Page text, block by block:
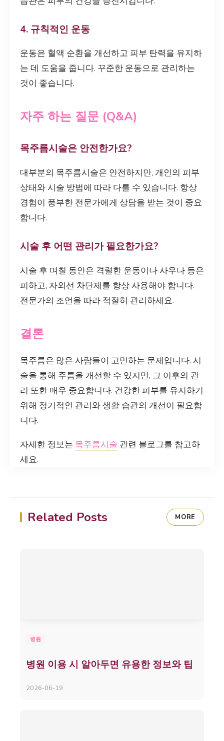
4. 규칙적인 운동
운동은 혈액 순환을 개선하고 피부 탄력을 유지하
는 데 도움을 줍니다. 꾸준한 운동으로 관리하는
것이 좋습니다.
자주 하는 질문 (Q&A)
목주름시술은 안전한가요?
대부분의 목주름시술은 안전하지만, 개인의 피부
상태와 시술 방법에 따라 다를 수 있습니다. 항상
경험이 풍부한 전문가에게 상담을 받는 것이 중요
합니다.
시술 후 어떤 관리가 필요한가요?
시술 후 며칠 동안은 격렬한 운동이나 사우나 등은
피하고, 자외선 차단제를 항상 사용해야 합니다.
전문가의 조언을 따라 적절히 관리하세요.
결론
목주름은 많은 사람들이 고민하는 문제입니다. 시
술을 통해 주름을 개선할 수 있지만, 그 이후의 관
리 또한 매우 중요합니다. 건강한 피부를 유지하기
위해 정기적인 관리와 생활 습관의 개선이 필요합
니다.
자세한 정보는 목주름시술 관련 블로그를 참고하
세요.
Related Posts MORE
병원
병원 이용 시 알아두면 유용한 정보와 팁
2026-06-19